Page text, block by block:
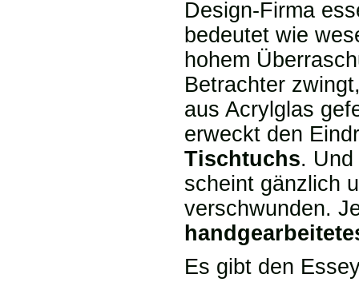
Design-Firma
bedeutet wie
hohem
Betrachter
aus Acrylglas
erweckt den
Tischtuchs.
scheint gänzlich
verschwunden.
Es gibt den